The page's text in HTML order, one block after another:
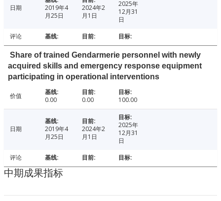
日期
2019年4
月25日
2024年2
月1日
2025年
12月31
日
评论
Share of trained Gendarmerie personnel with newly
acquired skills and emergency response equipment
participating in operational interventions
价值 0.00 0.00 100.00
日期
2019年4
月25日
2024年2
月1日
2025年
12月31
日
评论
中期成果指标